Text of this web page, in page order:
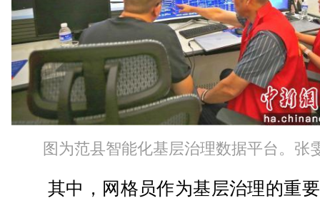
图为范县智能化基层治理数据平台。张
其中，网格员作为基层治理的重